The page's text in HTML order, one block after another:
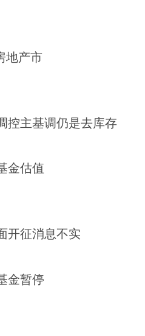
地产市
控主基调仍是去库存
金估值
开征消息不实
金暂停